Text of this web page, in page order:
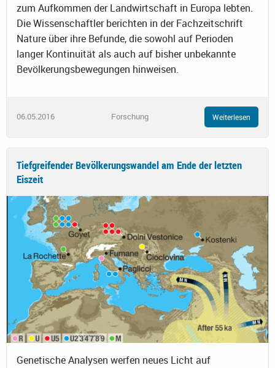
zum Aufkommen der Landwirtschaft in Europa lebten.
Die Wissenschaftler berichten in der Fachzeitschrift
Nature über ihre Befunde, die sowohl auf Perioden
langer Kontinuität als auch auf bisher unbekannte
Bevölkerungsbewegungen hinweisen.
06.05.2016 Forschung Weiterlesen
Tiefgreifender Bevölkerungswandel am Ende der letzten
Eiszeit
Genetische Analysen werfen neues Licht auf